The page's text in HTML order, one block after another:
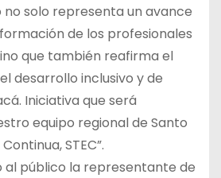
solo representa un avance
de los profesionales
que también reafirma el
desarrollo inclusivo y de
Iniciativa que será
equipo regional de Santo
STEC”.
al público la representante de